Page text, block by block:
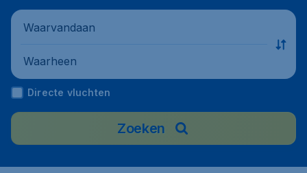
Waarvandaan
Waarheen
Directe vluchten
Zoeken